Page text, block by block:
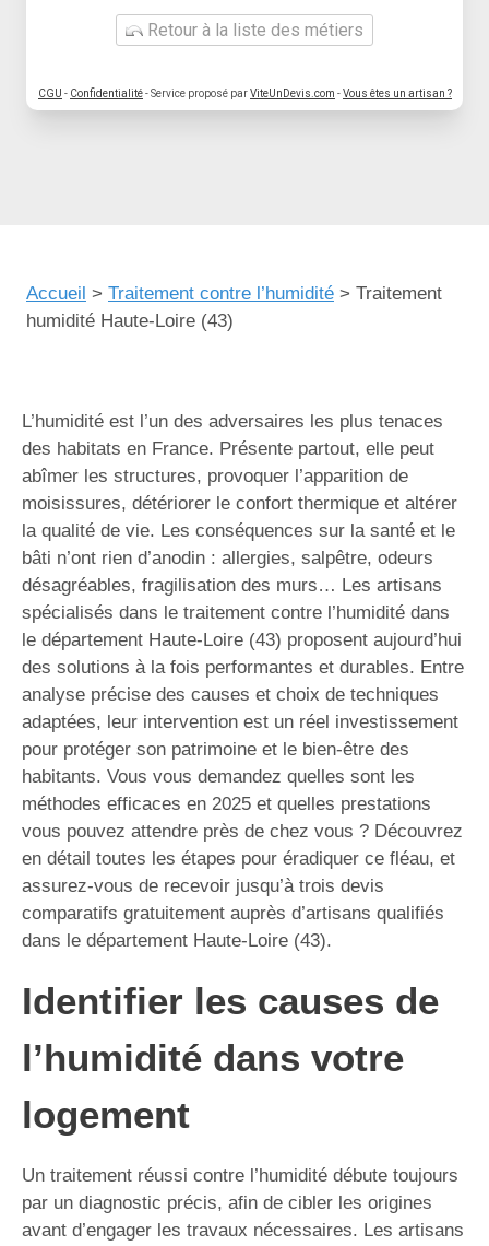
Retour à la liste des métiers
CGU - Confidentialité- Service proposé parViteUnDevis.com -Vous êtes un artisan ?
Accueil > Traitement contre l’humidité > Traitement
humidité Haute-Loire (43)
L’humidité est l’un des adversaires les plus tenaces
des habitats en France. Présente partout, elle peut
abîmer les structures, provoquer l’apparition de
moisissures, détériorer le confort thermique et altérer
la qualité de vie. Les conséquences sur la santé et le
bâti n’ont rien d’anodin : allergies, salpêtre, odeurs
désagréables, fragilisation des murs… Les artisans
spécialisés dans le traitement contre l’humidité dans
le département Haute-Loire (43) proposent aujourd’hui
des solutions à la fois performantes et durables. Entre
analyse précise des causes et choix de techniques
adaptées, leur intervention est un réel investissement
pour protéger son patrimoine et le bien-être des
habitants. Vous vous demandez quelles sont les
méthodes efficaces en 2025 et quelles prestations
vous pouvez attendre près de chez vous ? Découvrez
en détail toutes les étapes pour éradiquer ce fléau, et
assurez-vous de recevoir jusqu’à trois devis
comparatifs gratuitement auprès d’artisans qualifiés
dans le département Haute-Loire (43).
Identifier les causes de
l’humidité dans votre
logement
Un traitement réussi contre l’humidité débute toujours
par un diagnostic précis, afin de cibler les origines
avant d’engager les travaux nécessaires. Les artisans